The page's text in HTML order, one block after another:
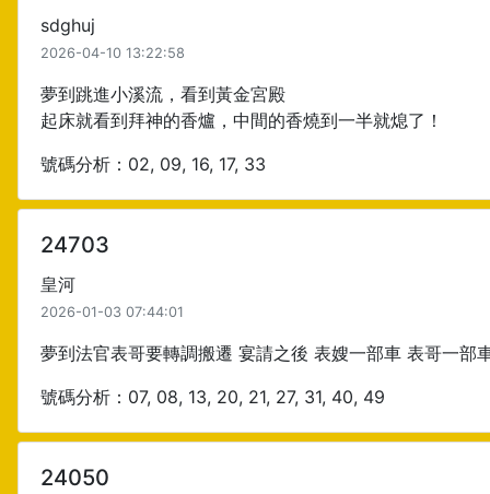
sdghuj
2026-04-10 13:22:58
夢到跳進小溪流，看到黃金宮殿
起床就看到拜神的香爐，中間的香燒到一半就熄了！
號碼分析：02, 09, 16, 17, 33
24703
皇河
2026-01-03 07:44:01
夢到法官表哥要轉調搬遷 宴請之後 表嫂一部車 表哥一
號碼分析：07, 08, 13, 20, 21, 27, 31, 40, 49
24050